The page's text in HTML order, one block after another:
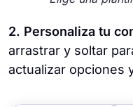
2. Personaliza tu
arrastrar y soltar
actualizar opciones